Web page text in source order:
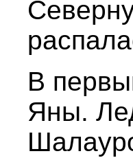
В
Яны.